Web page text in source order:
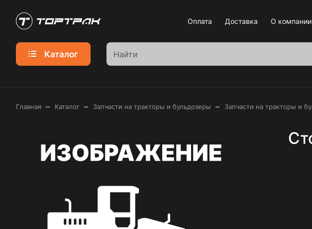
Оплата Доставка О компании
Каталог
Главная – Каталог – Запчасти на тракторы и бульдозеры – Запчасти на тракторы и